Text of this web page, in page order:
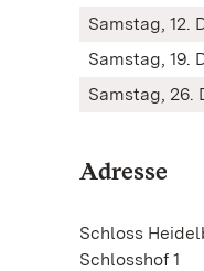
Samstag, 12.
Samstag, 19.
Samstag, 26.
Adresse
Schloss
Schlosshof 1